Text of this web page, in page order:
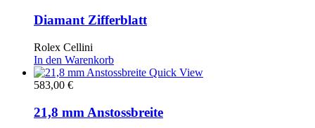
Diamant Zifferblatt
Rolex Cellini
In den Warenkorb
Quick View
583,00 €
21,8 mm Anstossbreite